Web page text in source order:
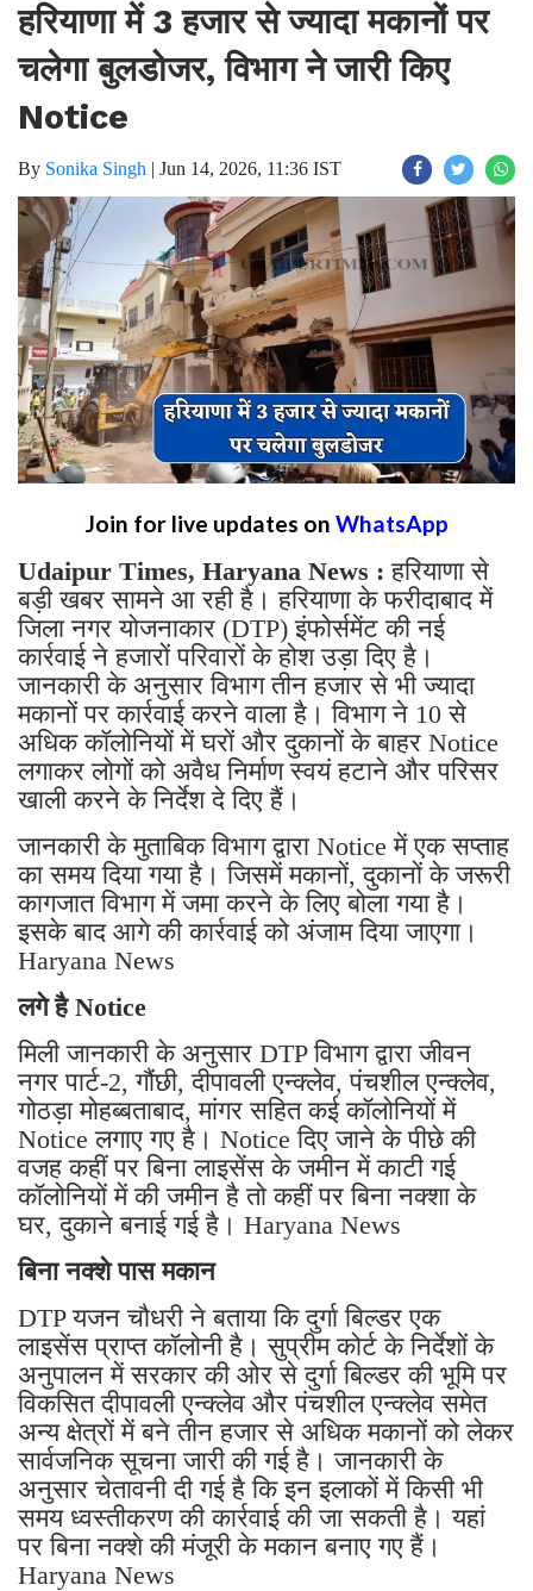
हरियाणा में 3 हजार से ज्यादा मकानों पर
चलेगा बुलडोजर, विभाग ने जारी किए
Notice
By Sonika Singh | Jun 14, 2026, 11:36 IST
Join for live updates on WhatsApp
Udaipur Times, Haryana News :हरियाणा से
बड़ी खबर सामने आ रही है। हरियाणा के फरीदाबाद में
जिला नगर योजनाकार (DTP) इंफोर्समेंट की नई
कार्रवाई ने हजारों परिवारों के होश उड़ा दिए है।
जानकारी के अनुसार विभाग तीन हजार से भी ज्यादा
मकानों पर कार्रवाई करने वाला है। विभाग ने 10 से
अधिक कॉलोनियों में घरों और दुकानों के बाहर Notice
लगाकर लोगों को अवैध निर्माण स्वयं हटाने और परिसर
खाली करने के निर्देश दे दिए हैं।
जानकारी के मुताबिक विभाग द्वारा Notice में एक सप्ताह
का समय दिया गया है। जिसमें मकानों, दुकानों के जरूरी
कागजात विभाग में जमा करने के लिए बोला गया है।
इसके बाद आगे की कार्रवाई को अंजाम दिया जाएगा।
Haryana News
लगे है Notice
मिली जानकारी के अनुसार DTP विभाग द्वारा जीवन
नगर पार्ट-2, गौंछी, दीपावली एन्क्लेव, पंचशील एन्क्लेव,
गोठड़ा मोहब्बताबाद, मांगर सहित कई कॉलोनियों में
Notice लगाए गए है। Notice दिए जाने के पीछे की
वजह कहीं पर बिना लाइसेंस के जमीन में काटी गई
कॉलोनियों में की जमीन है तो कहीं पर बिना नक्शा के
घर, दुकाने बनाई गई है। Haryana News
बिना नक्शे पास मकान
DTP यजन चौधरी ने बताया कि दुर्गा बिल्डर एक
लाइसेंस प्राप्त कॉलोनी है। सुप्रीम कोर्ट के निर्देशों के
अनुपालन में सरकार की ओर से दुर्गा बिल्डर की भूमि पर
विकसित दीपावली एन्क्लेव और पंचशील एन्क्लेव समेत
अन्य क्षेत्रों में बने तीन हजार से अधिक मकानों को लेकर
सार्वजनिक सूचना जारी की गई है। जानकारी के
अनुसार चेतावनी दी गई है कि इन इलाकों में किसी भी
समय ध्वस्तीकरण की कार्रवाई की जा सकती है। यहां
पर बिना नक्शे की मंजूरी के मकान बनाए गए हैं।
Haryana News